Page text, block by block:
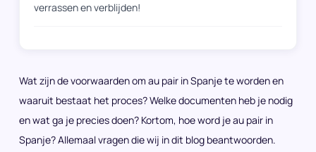
verrassen en verblijden!
Wat zijn de voorwaarden om au pair in Spanje te worden en
waaruit bestaat het proces? Welke documenten heb je nodig
en wat ga je precies doen? Kortom, hoe word je au pair in
Spanje? Allemaal vragen die wij in dit blog beantwoorden.